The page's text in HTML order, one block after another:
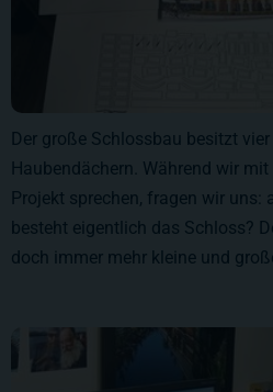
Der große Schlossbau besitzt
Haubendächern. Während wir
Projekt sprechen, fragen wir uns:
besteht eigentlich das Schloss?
doch immer mehr kleine und